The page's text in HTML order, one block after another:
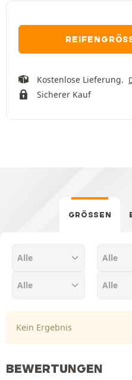
Kostenlose Lieferung.
Sicherer Kauf
GRÖSSEN
Kein Ergebnis
BEWERTUNGEN